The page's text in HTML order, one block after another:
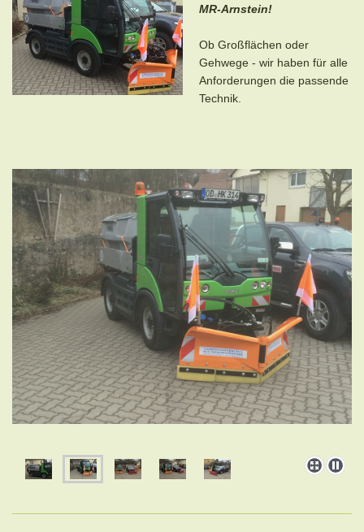
MR-Arnstein!
Ob Großflächen oder
Gehwege - wir haben für alle
Anforderungen die passende
Technik.